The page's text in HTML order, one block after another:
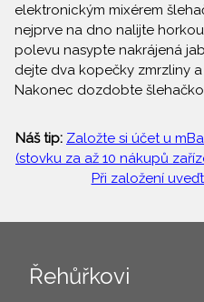
elektronickým mixérem
nejprve na dno nalijte
polevu nasypte nakrájená
dejte dva kopečky zmrzliny
Nakonec dozdobte
Náš tip: Založte si účet u
(stovku za až 10 nákupů
Při založení
Řehůřkovi